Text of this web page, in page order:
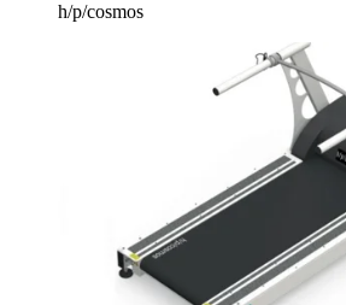
h/p/cosmos